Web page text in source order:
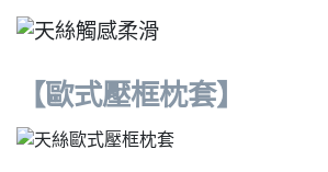
【歐式壓框枕套】